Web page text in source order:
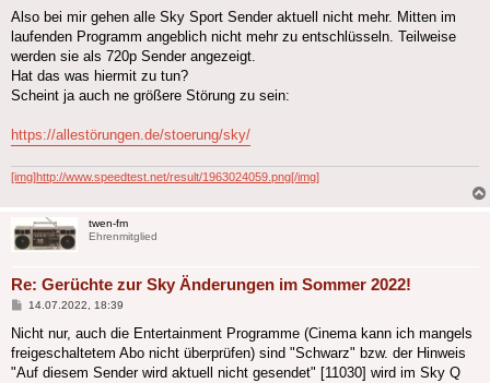
Also bei mir gehen alle Sky Sport Sender aktuell nicht mehr. Mitten im
laufenden Programm angeblich nicht mehr zu entschlüsseln. Teilweise
werden sie als 720p Sender angezeigt.
Hat das was hiermit zu tun?
Scheint ja auch ne größere Störung zu sein:
https://allestörungen.de/stoerung/sky/
[img]http://www.speedtest.net/result/1963024059.png[/img]
twen-fm
Ehrenmitglied
Re: Gerüchte zur Sky Änderungen im Sommer 2022!
Beitrag
14.07.2022, 18:39
Nicht nur, auch die Entertainment Programme (Cinema kann ich mangels
freigeschaltetem Abo nicht überprüfen) sind "Schwarz" bzw. der Hinweis
"Auf diesem Sender wird aktuell nicht gesendet" [11030] wird im Sky Q